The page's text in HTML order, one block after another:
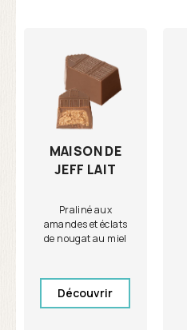
MAISON DE
JEFF LAIT
Praliné aux
amandes et éclats
de nougat au miel
Découvrir